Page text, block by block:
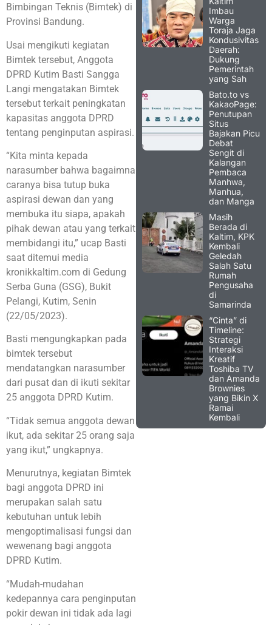
Bimbingan Teknis (Bimtek) di
Provinsi Bandung.
Usai mengikuti kegiatan
Bimtek tersebut, Anggota
DPRD Kutim Basti Sangga
Langi mengatakan Bimtek
tersebut terkait peningkatan
kapasitas anggota DPRD
tentang penginputan aspirasi.
“Kita minta kepada
narasumber bahwa bagaimna
caranya bisa tutup buka
aspirasi dewan dan yang
membuka itu siapa, apakah
pihak dewan atau yang terkait
membidangi itu,” ucap Basti
saat ditemui media
kronikkaltim.com di Gedung
Serba Guna (GSG), Bukit
Pelangi, Kutim, Senin
(22/05/2023).
Basti mengungkapkan pada
bimtek tersebut
mendatangkan narasumber
dari pusat dan di ikuti sekitar
25 anggota DPRD Kutim.
“Tidak semua anggota dewan
ikut, ada sekitar 25 orang saja
yang ikut,” ungkapnya.
Menurutnya, kegiatan Bimtek
bagi anggota DPRD ini
merupakan salah satu
kebutuhan untuk lebih
mengoptimalisasi fungsi dan
wewenang bagi anggota
DPRD Kutim.
“Mudah-mudahan
kedepannya cara penginputan
pokir dewan ini tidak ada lagi
Imbau
Warga
Toraja Jaga
Kondusivitas
Daerah:
Dukung
Pemerintah
yang Sah
Bato.to vs
KakaoPage:
Penutupan
Situs
Bajakan Picu
Debat
Sengit di
Kalangan
Pembaca
Manhwa,
Manhua,
dan Manga
Masih
Berada di
Kaltim, KPK
Kembali
Geledah
Salah Satu
Rumah
Pengusaha
di
Samarinda
“Cinta” di
Timeline:
Strategi
Interaksi
Kreatif
Toshiba TV
dan Amanda
Brownies
yang Bikin X
Ramai
Kembali